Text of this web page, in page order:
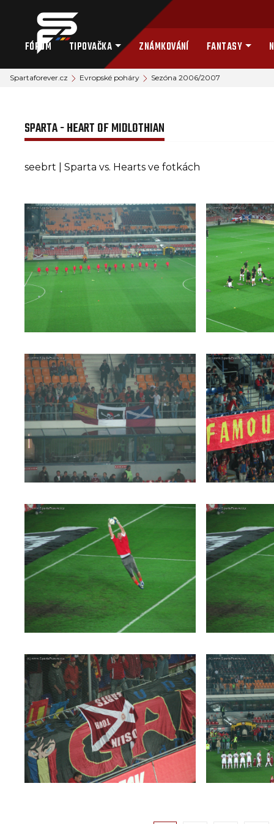
FÓRUM TIPOVAČKA ZNÁMKOVÁNÍ FANTASY
Spartaforever.cz Evropské poháry Sezóna 2006/2007
SPARTA - HEART OF MIDLOTHIAN
seebrt | Sparta vs. Hearts ve fotkách